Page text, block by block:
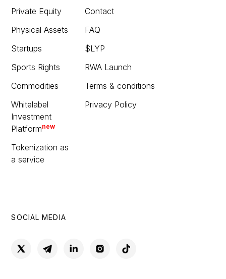
Private Equity
Physical Assets
Startups
Sports Rights
Commodities
Whitelabel
Investment
Platformnew
Tokenization as
a service
Contact
FAQ
$LYP
RWA Launch
Terms & conditions
Privacy Policy
SOCIAL MEDIA